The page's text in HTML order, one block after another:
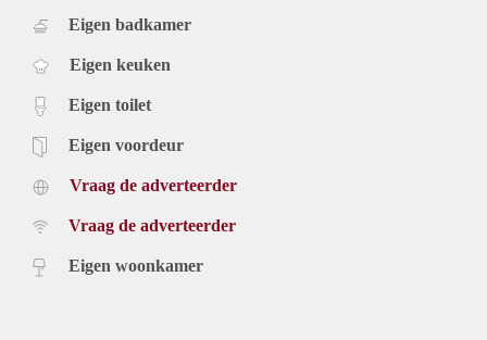
Eigen badkamer
Eigen keuken
Eigen toilet
Eigen voordeur
Vraag de adverteerder
Vraag de adverteerder
Eigen woonkamer